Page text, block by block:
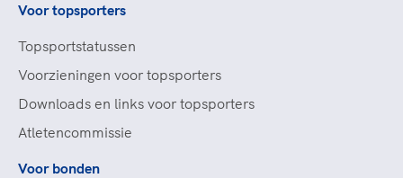
Voor topsporters
Topsportstatussen
Voorzieningen voor topsporters
Downloads en links voor topsporters
Atletencommissie
Voor bonden